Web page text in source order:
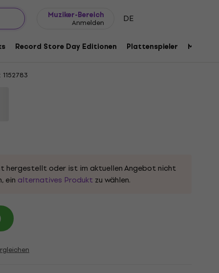
Muziker-Bereich
Anmelden DE
Record Store Day Editionen Plattenspieler Musik
(Yellow and Red Coloured) (2 LP)
1152783
hergestellt oder ist im aktuellen Angebot nicht
ein alternatives Produkt zu wählen.